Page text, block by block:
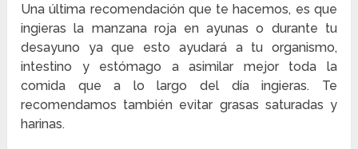
Una última recomendación que te hacemos, es que
ingieras la manzana roja en ayunas o durante tu
desayuno ya que esto ayudará a tu organismo,
intestino y estómago a asimilar mejor toda la
comida que a lo largo del día ingieras. Te
recomendamos también evitar grasas saturadas y
harinas.